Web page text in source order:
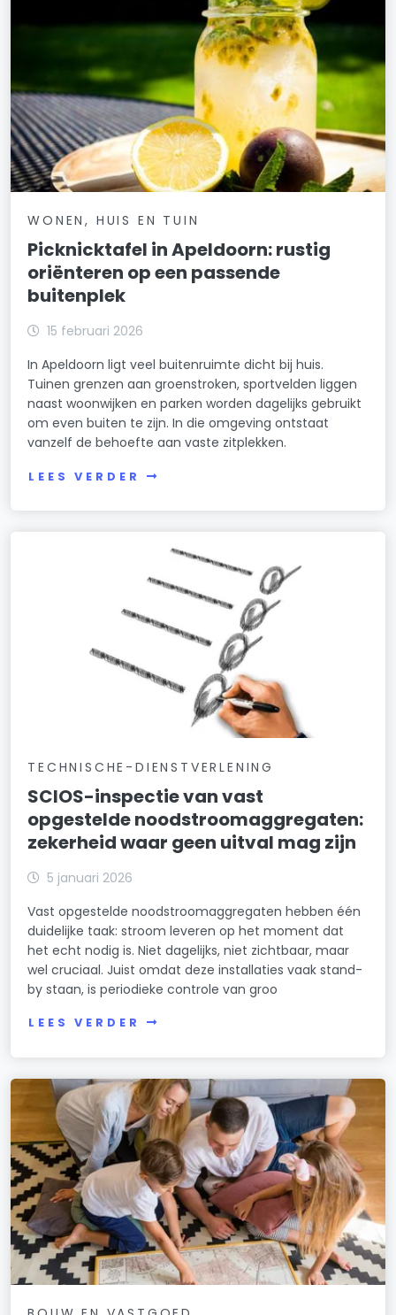
WONEN, HUIS EN TUIN
Picknicktafel in Apeldoorn: rustig
oriënteren op een passende
buitenplek
15 februari 2026
In Apeldoorn ligt veel buitenruimte dicht bij huis.
Tuinen grenzen aan groenstroken, sportvelden liggen
naast woonwijken en parken worden dagelijks gebruikt
om even buiten te zijn. In die omgeving ontstaat
vanzelf de behoefte aan vaste zitplekken.
LEES VERDER
TECHNISCHE-DIENSTVERLENING
SCIOS-inspectie van vast
opgestelde noodstroomaggregaten:
zekerheid waar geen uitval mag zijn
5 januari 2026
Vast opgestelde noodstroomaggregaten hebben één
duidelijke taak: stroom leveren op het moment dat
het echt nodig is. Niet dagelijks, niet zichtbaar, maar
wel cruciaal. Juist omdat deze installaties vaak stand-
by staan, is periodieke controle van groo
LEES VERDER